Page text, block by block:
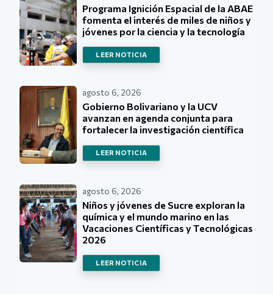
Programa Ignición Espacial de la ABAE
fomenta el interés de miles de niños y
jóvenes por la ciencia y la tecnología
LEER NOTICIA
agosto 6, 2026
Gobierno Bolivariano y la UCV
avanzan en agenda conjunta para
fortalecer la investigación científica
LEER NOTICIA
agosto 6, 2026
Niños y jóvenes de Sucre exploran la
química y el mundo marino en las
Vacaciones Científicas y Tecnológicas
2026
LEER NOTICIA